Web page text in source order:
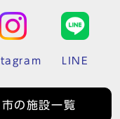
LINE
市の施設一覧